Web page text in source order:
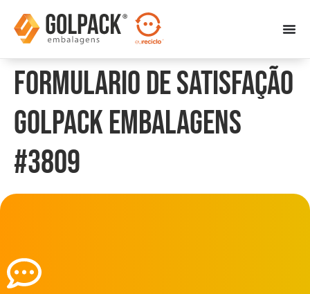
Formulario de Satisfação
Golpack Embalagens
#3809